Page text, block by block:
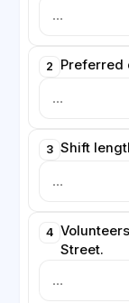
2 Preferred
3 Shift
4
Street.